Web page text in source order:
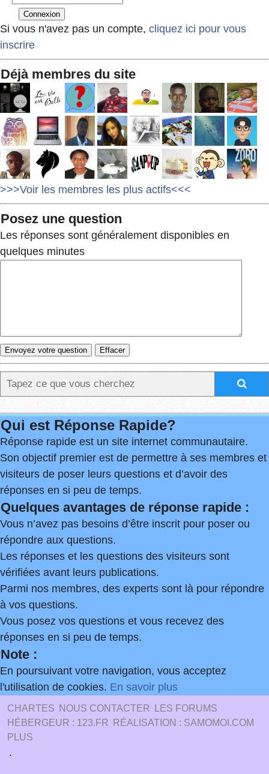
Si vous n'avez pas un compte, cliquez ici pour vous
inscrire
Déjà membres du site
>>>Voir les membres les plus actifs<<<
Posez une question
Les réponses sont généralement disponibles en
quelques minutes
Qui est Réponse Rapide?
Réponse rapide est un site internet communautaire.
Son objectif premier est de permettre à ses membres et
visiteurs de poser leurs questions et d’avoir des
réponses en si peu de temps.
Quelques avantages de réponse rapide :
Vous n’avez pas besoins d’être inscrit pour poser ou
répondre aux questions.
Les réponses et les questions des visiteurs sont
vérifiées avant leurs publications.
Parmi nos membres, des experts sont là pour répondre
à vos questions.
Vous posez vos questions et vous recevez des
réponses en si peu de temps.
Note :
En poursuivant votre navigation, vous acceptez
l'utilisation de cookies. En savoir plus
CHARTES NOUS CONTACTER
LES FORUMS
HÉBERGEUR : 123.FR
RÉALISATION : SAMOMOI.COM
PLUS
.